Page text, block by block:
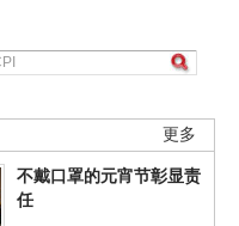
更多
不戴口罩的元宵节彰显责
任